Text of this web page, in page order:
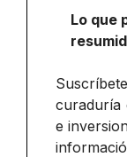
Lo que
curaduría
e